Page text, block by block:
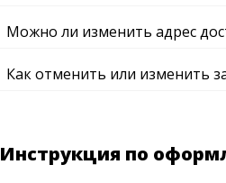
Можно ли изменить адрес
Как отменить или изменить
Инструкция по